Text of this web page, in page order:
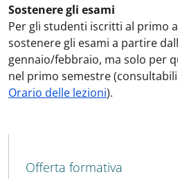
Sostenere gli esami
Per gli studenti iscritti al primo
sostenere gli esami a partire
gennaio/febbraio, ma solo per
nel primo semestre
Orario delle lezioni).
MAIN NAVIGATION
Offerta formativa